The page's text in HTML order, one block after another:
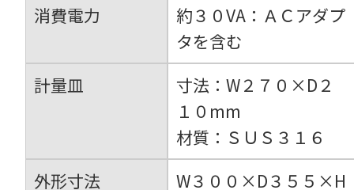
消費電力
約３０VA：ＡＣアダプ
タを含む
計量皿
寸法：W２７０×D２
１０mm
材質：ＳＵＳ３１６
外形寸法
W３００×D３５５×H